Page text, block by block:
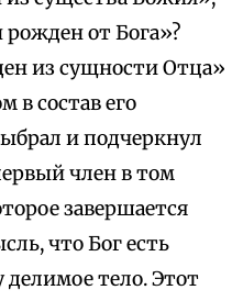
от Бога»?
из сущности Отца»
в состав его
и подчеркнул
член в том
завершается
что Бог есть
тело. Этот